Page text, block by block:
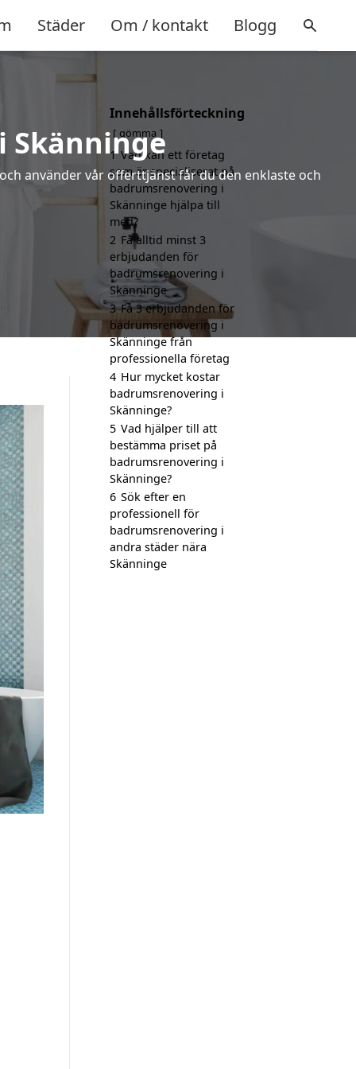
Städer Om / kontakt Blogg
Skänninge
använder vår offerttjänst får du den enklaste och
Innehållsförteckning
gömma
1 Vad kan ett företag
som är specialiserat på
badrumsrenovering i
Skänninge hjälpa till
med?
2 Få alltid minst 3
erbjudanden för
badrumsrenovering i
Skänninge
3 Få 3 erbjudanden för
badrumsrenovering i
Skänninge från
professionella företag
4 Hur mycket kostar
badrumsrenovering i
Skänninge?
5 Vad hjälper till att
bestämma priset på
badrumsrenovering i
Skänninge?
6 Sök efter en
professionell för
badrumsrenovering i
andra städer nära
Skänninge